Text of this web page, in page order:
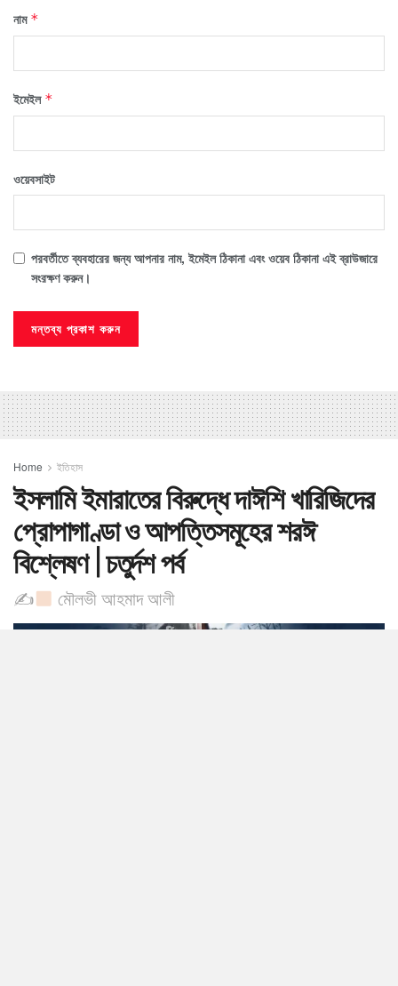
নাম *
ইমেইল *
ওয়েবসাইট
পরবর্তীতে ব্যবহারের জন্য আপনার নাম, ইমেইল ঠিকানা এবং ওয়েব ঠিকানা এই ব্রাউজারে
সংরক্ষণ করুন।
Home ইতিহাস
ইসলামি ইমারাতের বিরুদ্ধে দাঈশি খারিজিদের
প্রোপাগাণ্ডা ও আপত্তিসমূহের শরঈ
বিশ্লেষণ | চতুর্দশ পর্ব
✍ মৌলভী আহমাদ আলী